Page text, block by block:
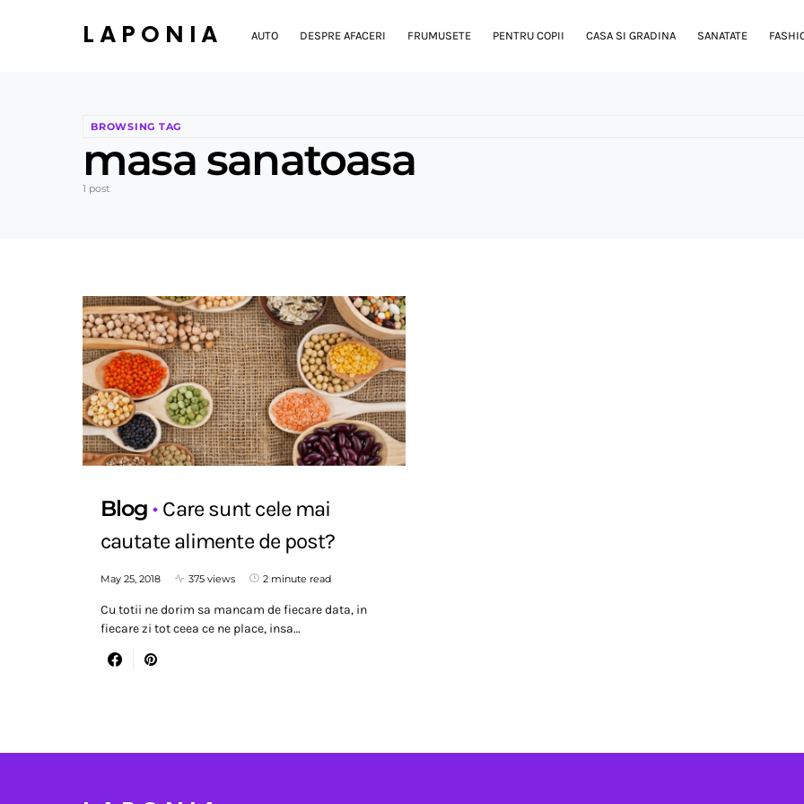
LAPONIA AUTO DESPRE AFACERI FRUMUSETE PENTRU COPII CASA SI GRADINA SANATATE
BROWSING TAG
masa sanatoasa
1 post
Blog
Care sunt cele mai
cautate alimente de post?
May 25, 2018 375 views 2 minute read
Cu totii ne dorim sa mancam de fiecare data, in
fiecare zi tot ceea ce ne place, insa…